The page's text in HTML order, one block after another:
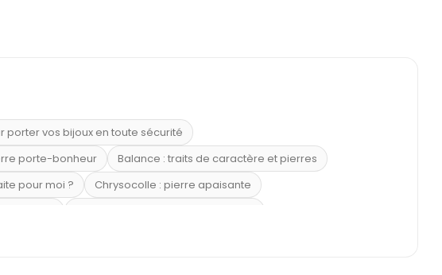
vos bijoux en toute sécurité
porte-bonheur
Balance : traits de caractère et pierres
pour moi ?
Chrysocolle : pierre apaisante